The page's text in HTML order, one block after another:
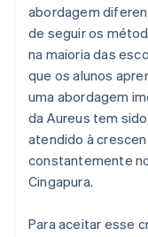
abordagem
de seguir os
na maioria das
que os alunos
uma abordagem
da Aureus tem
atendido à
constantemente
Cingapura.
Para aceitar esse